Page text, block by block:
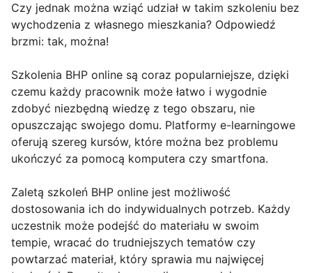
Czy jednak można wziąć udział w takim szkoleniu bez
wychodzenia z własnego mieszkania? Odpowiedź
brzmi: tak, można!
Szkolenia BHP online są coraz popularniejsze, dzięki
czemu każdy pracownik może łatwo i wygodnie
zdobyć niezbędną wiedzę z tego obszaru, nie
opuszczając swojego domu. Platformy e-learningowe
oferują szereg kursów, które można bez problemu
ukończyć za pomocą komputera czy smartfona.
Zaletą szkoleń BHP online jest możliwość
dostosowania ich do indywidualnych potrzeb. Każdy
uczestnik może podejść do materiału w swoim
tempie, wracać do trudniejszych tematów czy
powtarzać materiał, który sprawia mu najwięcej